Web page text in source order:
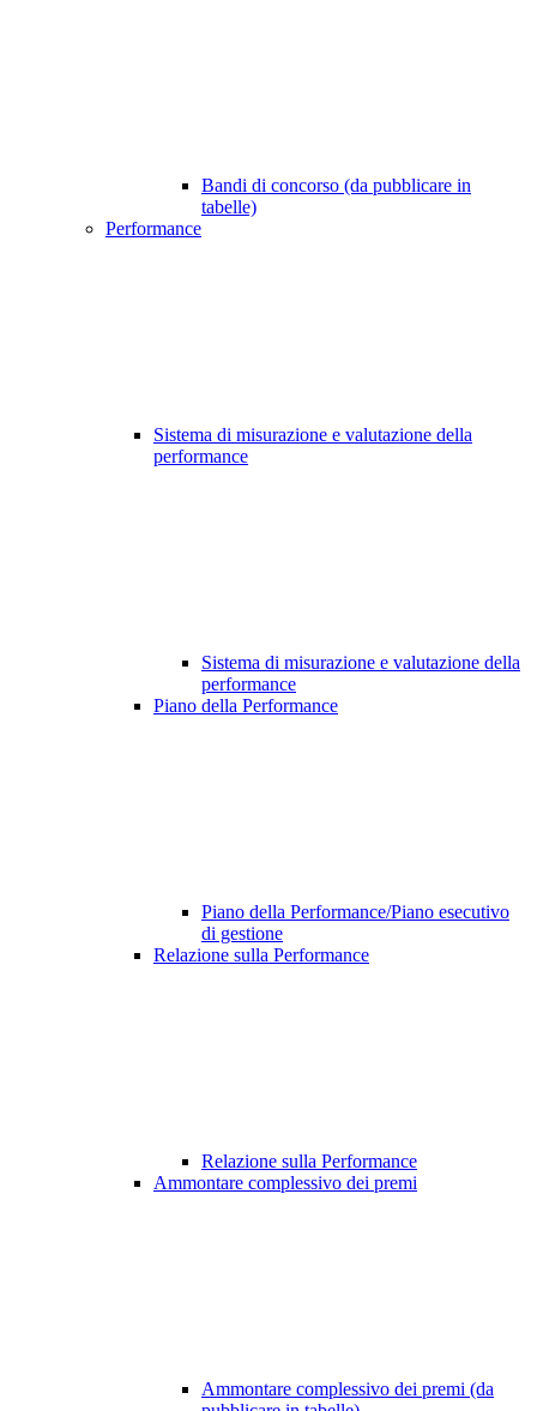
Bandi di concorso (da pubblicare in
tabelle)
Performance
Sistema di misurazione e valutazione della
performance
Sistema di misurazione e valutazione della
performance
Piano della Performance
Piano della Performance/Piano esecutivo
di gestione
Relazione sulla Performance
Relazione sulla Performance
Ammontare complessivo dei premi
Ammontare complessivo dei premi (da